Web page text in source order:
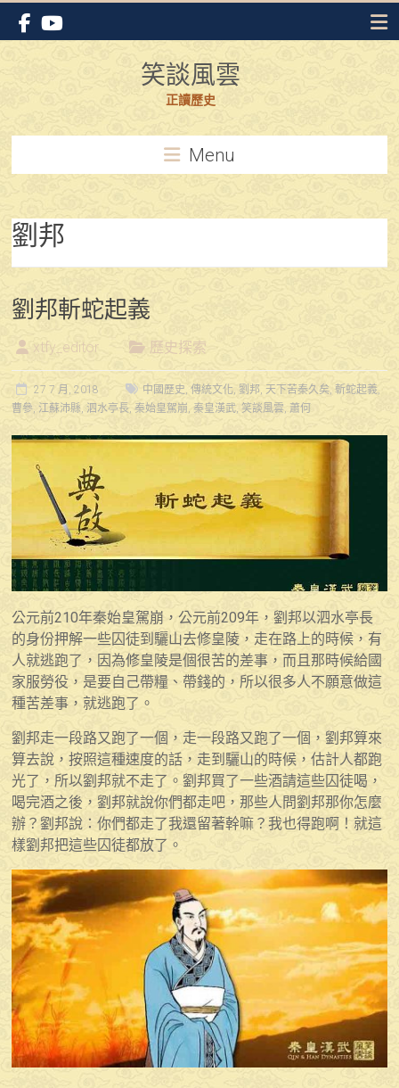
Skip
content
笑談風雲
正讀歷史
Menu
劉邦
劉邦斬蛇起義
xtfy_editor 歷史探索
27 7 月, 2018 中國歷史,傳統文化, 劉邦, 天下苦秦久矣,斬蛇起義,
曹參, 江蘇沛縣,泗水亭長,秦始皇駕崩,秦皇漢武, 笑談風雲, 蕭何
公元前210年秦始皇駕崩，公元前209年，劉邦以泗水亭長
的身份押解一些囚徒到驪山去修皇陵，走在路上的時候，有
人就逃跑了，因為修皇陵是個很苦的差事，而且那時候給國
家服勞役，是要自己帶糧、帶錢的，所以很多人不願意做這
種苦差事，就逃跑了。
劉邦走一段路又跑了一個，走一段路又跑了一個，劉邦算來
算去說，按照這種速度的話，走到驪山的時候，估計人都跑
光了，所以劉邦就不走了。劉邦買了一些酒請這些囚徒喝，
喝完酒之後，劉邦就說你們都走吧，那些人問劉邦那你怎麼
辦？劉邦說：你們都走了我還留著幹嘛？我也得跑啊！就這
樣劉邦把這些囚徒都放了。